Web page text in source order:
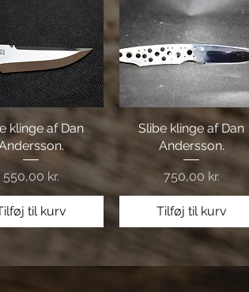
klinge af Dan
Pris
550,00 kr.
til kurv
Hurtigvisning
Slibe klinge af Dan
Andersson.
Pris
750,00 kr.
Tilføj til kurv